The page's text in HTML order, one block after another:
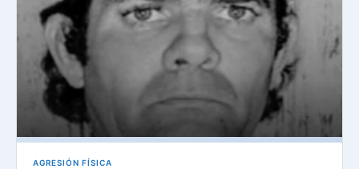
AGRESIÓN FÍSICA